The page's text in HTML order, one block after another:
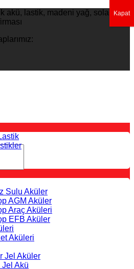
akü, lastik, madeni yağ, solar
Sulu Aküler
AGM Aküler
Araç Aküleri
EFB Aküler
Aküleri
Jel Aküler
Jel Akü
Kapat